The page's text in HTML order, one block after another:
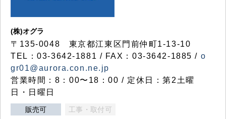
(株)オグラ
〒135-0048 東京都江東区門前仲町1-13-10
TEL：03-3642-1881 / FAX：03-3642-1885 / o
gr01@aurora.con.ne.jp
営業時間：8：00〜18：00 / 定休日：第2土曜
日・日曜日
販売可 工事・取付可